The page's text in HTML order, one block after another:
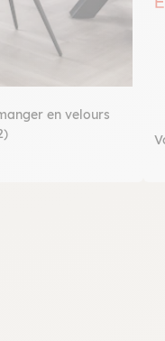
en velours